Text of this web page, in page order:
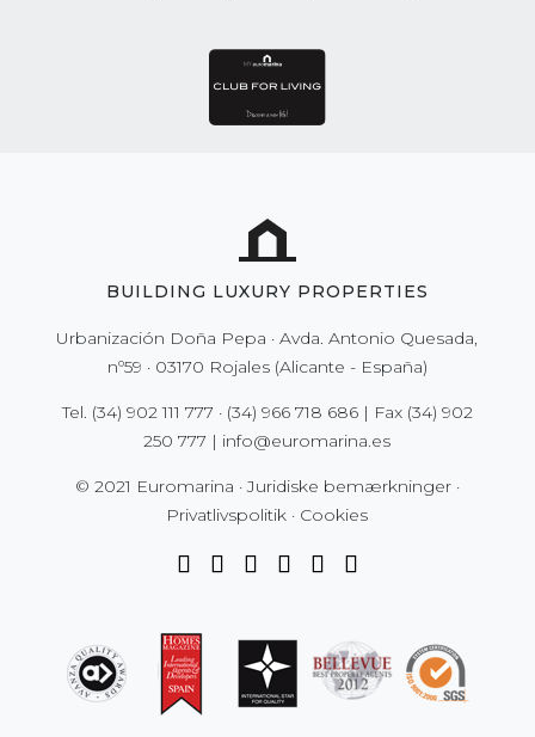
BUILDING LUXURY PROPERTIES
Urbanización Doña Pepa · Avda. Antonio Quesada,
nº59 · 03170 Rojales (Alicante - España)
Tel. (34) 902 111 777 · (34) 966 718 686| Fax (34) 902
250 777 | info@euromarina.es
© 2021 Euromarina ·Juridiske bemærkninger·
Privatlivspolitik · Cookies